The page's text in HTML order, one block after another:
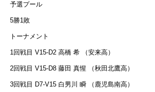
予選プール
5勝1敗
トーナメント
1回戦目 V15-D2 高橋 希 （安来高）
2回戦目 V15-D8 藤田 真惺 （秋田北鷹高）
3回戦目 D7-V15 白男川 瞬 （鹿児島南高）